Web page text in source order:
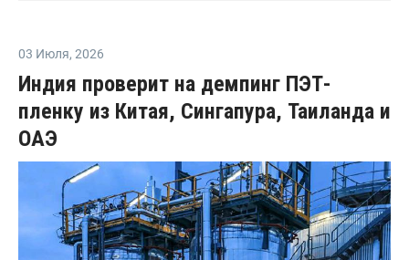
03 Июля, 2026
Индия проверит на демпинг ПЭТ-
пленку из Китая, Сингапура, Таиланда и
ОАЭ